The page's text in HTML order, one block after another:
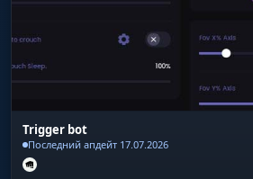
Trigger bot
Последний апдейт 17.07.2026